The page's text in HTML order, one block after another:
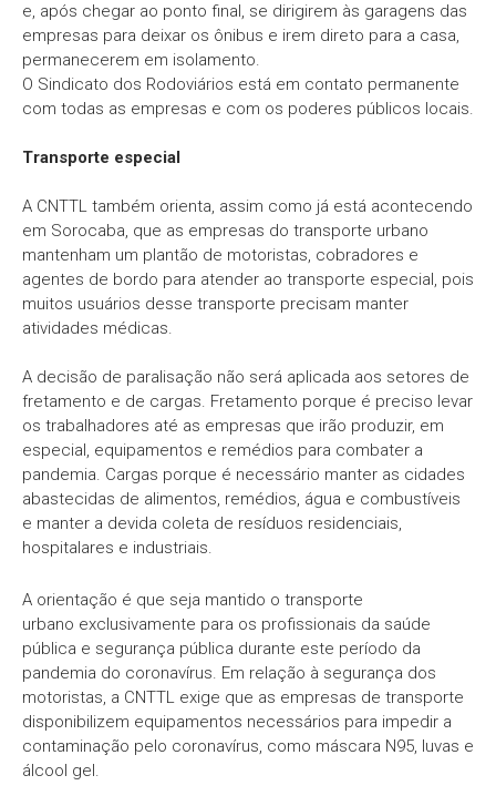
e, após chegar ao ponto final, se dirigirem às garagens das
empresas para deixar os ônibus e irem direto para a casa,
permanecerem em isolamento.
O Sindicato dos Rodoviários está em contato permanente
com todas as empresas e com os poderes públicos locais.
Transporte especial
A CNTTL também orienta, assim como já está acontecendo
em Sorocaba, que as empresas do transporte urbano
mantenham um plantão de motoristas, cobradores e
agentes de bordo para atender ao transporte especial, pois
muitos usuários desse transporte precisam manter
atividades médicas.
A decisão de paralisação não será aplicada aos setores de
fretamento e de cargas. Fretamento porque é preciso levar
os trabalhadores até as empresas que irão produzir, em
especial, equipamentos e remédios para combater a
pandemia. Cargas porque é necessário manter as cidades
abastecidas de alimentos, remédios, água e combustíveis
e manter a devida coleta de resíduos residenciais,
hospitalares e industriais.
A orientação é que seja mantido o transporte
urbano exclusivamente para os profissionais da saúde
pública e segurança pública durante este período da
pandemia do coronavírus. Em relação à segurança dos
motoristas, a CNTTL exige que as empresas de transporte
disponibilizem equipamentos necessários para impedir a
contaminação pelo coronavírus, como máscara N95, luvas e
álcool gel.